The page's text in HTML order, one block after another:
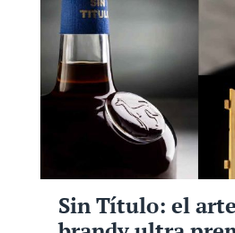
Sin Título: el